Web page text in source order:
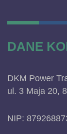
DANE
DKM Power
ul. 3 Maja 20,
NIP: